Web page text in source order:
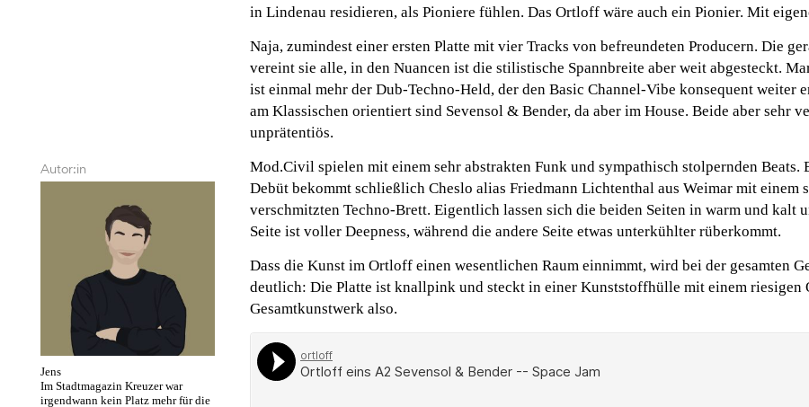
Autor:in
Jens
Im Stadtmagazin Kreuzer war
irgendwann kein Platz mehr für die
in Lindenau residieren, als Pioniere fühlen. Das Ortloff wäre auch ein Pionier. Mit
Naja, zumindest einer ersten Platte mit vier Tracks von befreundeten Producern. Die
vereint sie alle, in den Nuancen ist die stilistische Spannbreite aber weit abgesteckt.
ist einmal mehr der Dub-Techno-Held, der den Basic Channel-Vibe konsequent weiter
am Klassischen orientiert sind Sevensol & Bender, da aber im House. Beide aber sehr
unprätentiös.
Mod.Civil spielen mit einem sehr abstrakten Funk und sympathisch stolpernden Beats.
Debüt bekommt schließlich Cheslo alias Friedmann Lichtenthal aus Weimar mit einem
verschmitzten Techno-Brett. Eigentlich lassen sich die beiden Seiten in warm und kalt
Seite ist voller Deepness, während die andere Seite etwas unterkühlter rüberkommt.
Dass die Kunst im Ortloff einen wesentlichen Raum einnimmt, wird bei der gesamten
deutlich: Die Platte ist knallpink und steckt in einer Kunststoffhülle mit einem
Gesamtkunstwerk also.